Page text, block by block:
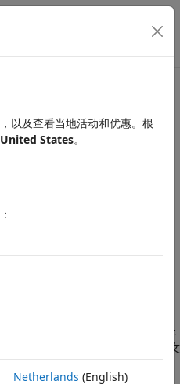
可查看英文原文。
行 GPU 计算
filenames
译并链接到称为 MEX 文件的共享
nvcc
框架编写的 MEX 文件，从而允许文
，
函数公开了 GPU MEX
入 GPU 数组。
以及查看当地活动和优惠。根
United States。
Netherlands (English)